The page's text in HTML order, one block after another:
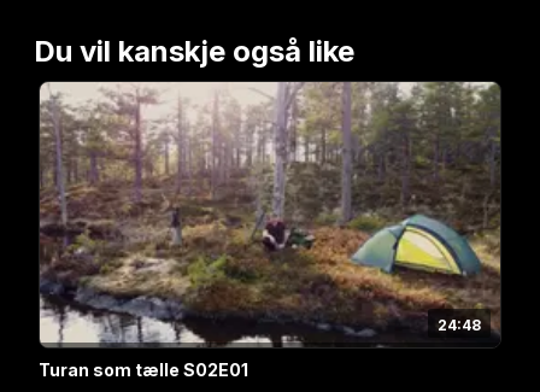
Du vil kanskje også like
24:48
Turan som tælle S02E01